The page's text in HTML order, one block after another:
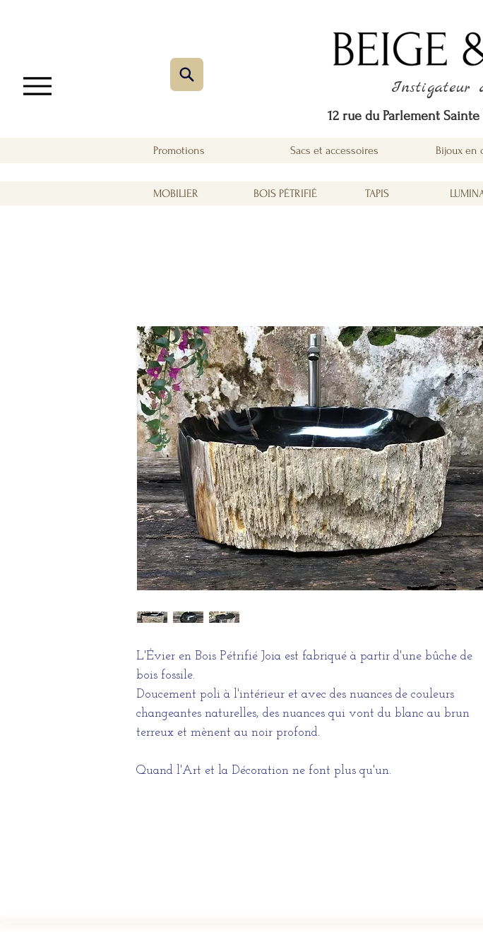
Instigateur
12 rue du Parlement
Promotions Sacs et accessoires Bijoux en
MOBILIER BOIS PÉTRIFIÉ TAPIS
L'Évier en Bois Pétrifié Joia est fabriqué à partir d'une bûche de
bois fossile.
Doucement poli à l'intérieur et avec des nuances de couleurs
changeantes naturelles, des nuances qui vont du blanc au brun
terreux et mènent au noir profond.
Quand l'Art et la Décoration ne font plus qu'un.